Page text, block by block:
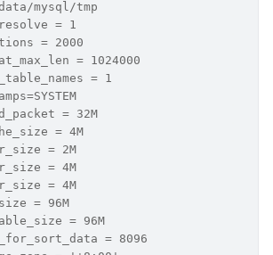
mysql/tmp
= 1
= 2000
= 1024000
= 1
= 32M
= 4M
= 2M
= 4M
= 4M
= 96M
= 96M
= 8096